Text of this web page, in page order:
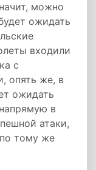
можно
ожидать
входили
с
опять же, в
ожидать
в
атаки,
тому же